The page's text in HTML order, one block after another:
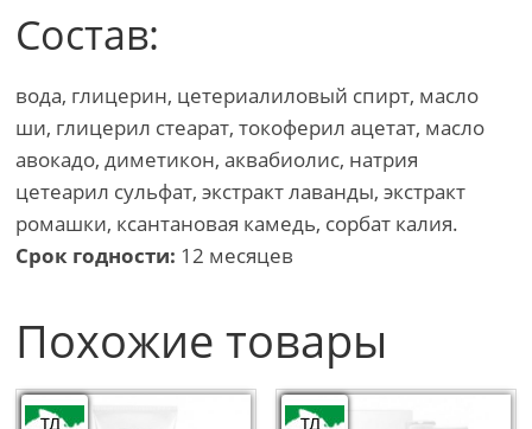
Состав:
вода, глицерин, цетериалиловый спирт, масло
ши, глицерил стеарат, токоферил ацетат, масло
авокадо, диметикон, аквабиолис, натрия
цетеарил сульфат, экстракт лаванды, экстракт
ромашки, ксантановая камедь, сорбат калия.
Срок годности: 12 месяцев
Похожие товары